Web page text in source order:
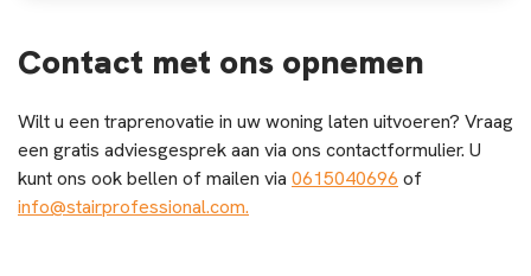
Contact met ons opnemen
Wilt u een traprenovatie in uw woning laten uitvoeren? Vraag
een gratis adviesgesprek aan via ons contactformulier. U
kunt ons ook bellen of mailen via 0615040696 of
info@stairprofessional.com.